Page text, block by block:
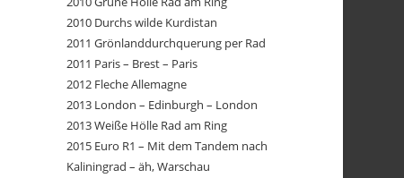
2010 Durchs wilde Kurdistan
2011 Grönlanddurchquerung per Rad
2011 Paris – Brest – Paris
2012 Fleche Allemagne
2013 London – Edinburgh – London
2013 Weiße Hölle Rad am Ring
2015 Euro R1 – Mit dem Tandem nach
Kaliningrad – äh, Warschau